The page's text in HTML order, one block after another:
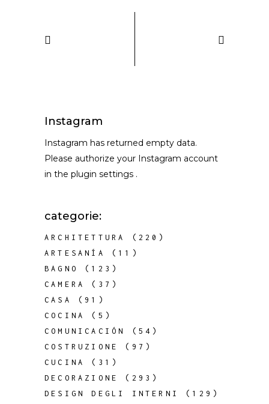
Instagram
Instagram has returned empty data.
Please authorize your Instagram account
in the plugin settings .
categorie:
ARCHITETTURA
(220)
ARTESANÍA
(11)
BAGNO
(123)
CAMERA
(37)
CASA
(91)
COCINA
(5)
COMUNICACIÓN
(54)
COSTRUZIONE
(97)
CUCINA
(31)
DECORAZIONE
(293)
DESIGN DEGLI INTERNI
(129)